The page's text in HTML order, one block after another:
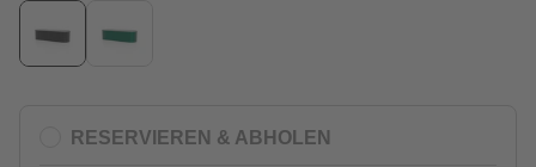
RESERVIEREN & ABHOLEN